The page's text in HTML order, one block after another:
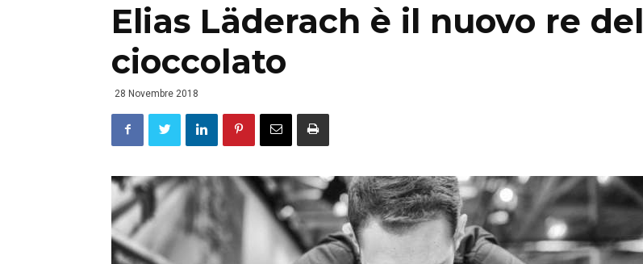
Elias Läderach è il nuovo re del
cioccolato
28 Novembre 2018